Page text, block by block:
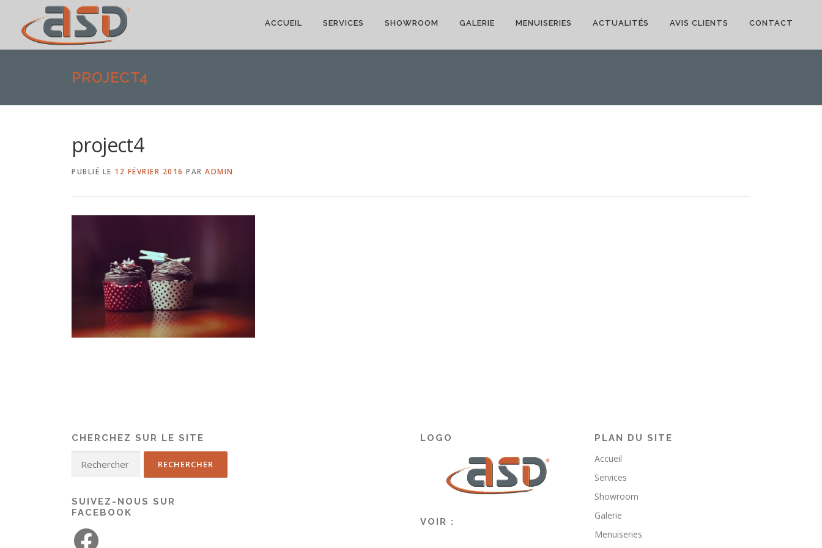
ACCUEIL SERVICES SHOWROOM GALERIE MENUISERIES ACTUALITÉS AVIS CLIENTS CONTACT
PROJECT4
project4
PUBLIÉ LE 12 FÉVRIER 2016 PAR ADMIN
CHERCHEZ SUR LE SITE
SUIVEZ-NOUS SUR
FACEBOOK
LOGO
VOIR :
PLAN DU SITE
Accueil
Services
Showroom
Galerie
Menuiseries